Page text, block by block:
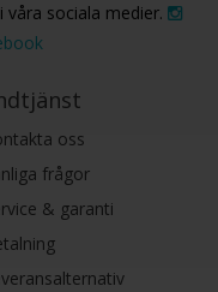
sociala medier.
oss
frågor
& garanti